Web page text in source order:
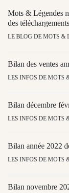
Mots & Légendes
des téléchargements
LE BLOG DE MOTS &
Bilan des ventes
LES INFOS DE MOTS
Bilan décembre
LES INFOS DE MOTS
Bilan année 2022
LES INFOS DE MOTS
Bilan novembre